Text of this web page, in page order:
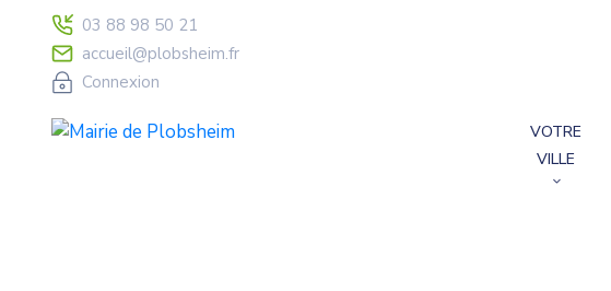
03 88 98 50 21
accueil@plobsheim.fr
Connexion
VOTRE
VILLE